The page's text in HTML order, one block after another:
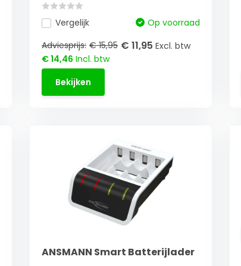
Vergelijk
Op voorraad
Adviesprijs: € 15,95 € 11,95 Excl. btw
€ 14,46 Incl. btw
Bekijken
ANSMANN Smart Batterijlader